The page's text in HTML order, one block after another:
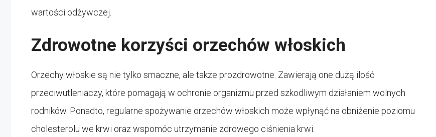
wartości odżywczej.
Zdrowotne korzyści orzechów włoskich
Orzechy włoskie są nie tylko smaczne, ale także prozdrowotne. Zawierają one dużą ilość
przeciwutleniaczy, które pomagają w ochronie organizmu przed szkodliwym działaniem wolnych
rodników. Ponadto, regularne spożywanie orzechów włoskich może wpłynąć na obniżenie poziomu
cholesterolu we krwi oraz wspomóc utrzymanie zdrowego ciśnienia krwi.